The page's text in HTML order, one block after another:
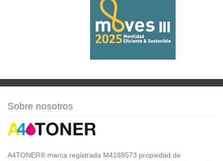
Sobre nosotros
A4TONER® marca registrada M4188573 propiedad de